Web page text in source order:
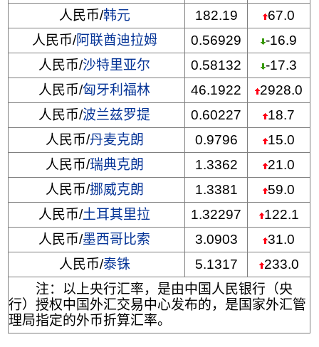
人民币/韩元 182.19
67.0
人民币/阿联酋迪拉姆 0.56929
-16.9
人民币/沙特里亚尔 0.58132
-17.3
人民币/匈牙利福林 46.1922
2928.0
人民币/波兰兹罗提 0.60227
18.7
人民币/丹麦克朗 0.9796
15.0
人民币/瑞典克朗 1.3362
21.0
人民币/挪威克朗 1.3381
59.0
人民币/土耳其里拉 1.32297
122.1
人民币/墨西哥比索 3.0903
31.0
人民币/泰铢 5.1317
233.0
注：以上央行汇率，是由中国人民银行（央
行）授权中国外汇交易中心发布的，是国家外汇管
理局指定的外币折算汇率。